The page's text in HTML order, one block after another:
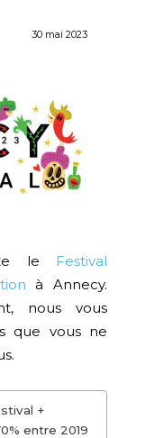
30 mai 2023
le
Festival
à Annecy.
nous vous
que vous ne
+
entre 2019